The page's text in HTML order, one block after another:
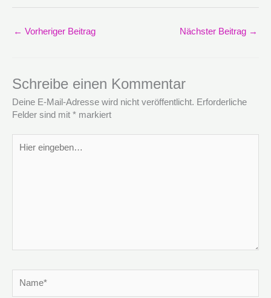
← Vorheriger Beitrag Nächster Beitrag →
Schreibe einen Kommentar
Deine E-Mail-Adresse wird nicht veröffentlicht. Erforderliche
Felder sind mit * markiert
eingeben…